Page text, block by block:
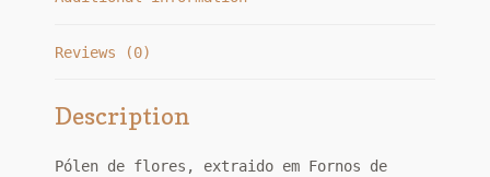
Reviews (0)
Description
Pólen de flores, extraido em Fornos de